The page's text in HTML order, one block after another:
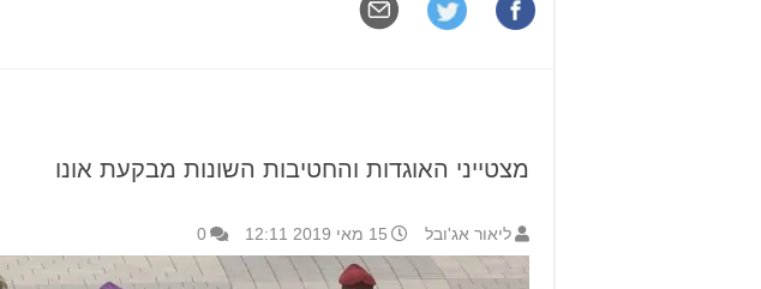
מצטייני האוגדות והחטיבות השונות מבקעת אונו
ליאור אג'ובל 15 מאי 2019 12:11 0